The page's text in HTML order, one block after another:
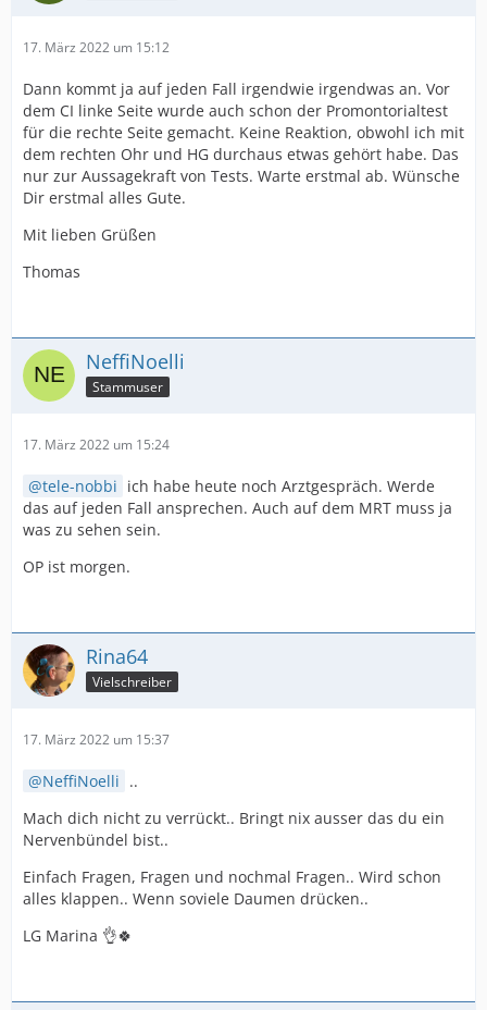
17. März 2022 um 15:12
Dann kommt ja auf jeden Fall irgendwie irgendwas an. Vor
dem CI linke Seite wurde auch schon der Promontorialtest
für die rechte Seite gemacht. Keine Reaktion, obwohl ich mit
dem rechten Ohr und HG durchaus etwas gehört habe. Das
nur zur Aussagekraft von Tests. Warte erstmal ab. Wünsche
Dir erstmal alles Gute.
Mit lieben Grüßen
Thomas
NeffiNoelli
Stammuser
17. März 2022 um 15:24
tele-nobbi ich habe heute noch Arztgespräch. Werde
das auf jeden Fall ansprechen. Auch auf dem MRT muss ja
was zu sehen sein.
OP ist morgen.
Rina64
Vielschreiber
17. März 2022 um 15:37
NeffiNoelli ..
Mach dich nicht zu verrückt.. Bringt nix ausser das du ein
Nervenbündel bist..
Einfach Fragen, Fragen und nochmal Fragen.. Wird schon
alles klappen.. Wenn soviele Daumen drücken..
LG Marina 👌🍀